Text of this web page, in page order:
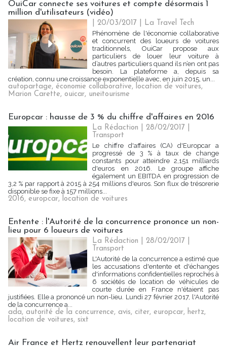
OuiCar connecte ses voitures et compte désormais 1
million d'utilisateurs (vidéo)
| 20/03/2017
La Travel Tech
Phénomène de l'économie collaborative
et concurrent des loueurs de voitures
traditionnels, OuiCar propose aux
particuliers de louer leur voiture à
d’autres particuliers quand ils n’en ont pas
besoin. La plateforme a, depuis sa
création, connu une croissance exponentielle avec, en juin 2015, un...
autopartage, économie collaborative, location de voitures,
Marion Carette, ouicar, uneitourisme
Europcar : hausse de 3 % du chiffre d'affaires en 2016
La Rédaction | 28/02/2017
Transport
Le chiffre d'affaires (CA) d'Europcar a
progressé de 3 % à taux de change
constants pour atteindre 2,151 milliards
d'euros en 2016. Le groupe affiche
également un EBITDA en progression de
3,2 % par rapport à 2015 à 254 millions d'euros. Son flux de trésorerie
disponible se fixe à 157 millions...
2016, europcar, location de voitures
Entente : l'Autorité de la concurrence prononce un non-
lieu pour 6 loueurs de voitures
La Rédaction | 28/02/2017
Transport
L'Autorité de la concurrence a estimé que
les accusations d'entente et d'échanges
d'informations confidentielles reprochés à
6 sociétés de location de véhicules de
courte durée en France n'étaient pas
justifiées. Elle a prononcé un non-lieu. Lundi 27 février 2017, l'Autorité
de la concurrence a...
ada, autorité de la concurrence, avis, citer, europcar, hertz,
location de voitures, sixt
Air France et Hertz renouvellent leur partenariat